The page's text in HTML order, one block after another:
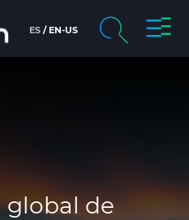
ES EN-US
global de